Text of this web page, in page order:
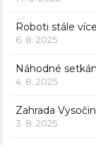
Roboti stále
6. 8. 2025
Náhodné
4. 8. 2025
Zahrada
3. 8. 2025